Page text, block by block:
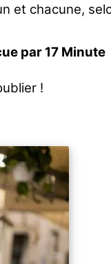
et chacune,
par 17 Minute
!